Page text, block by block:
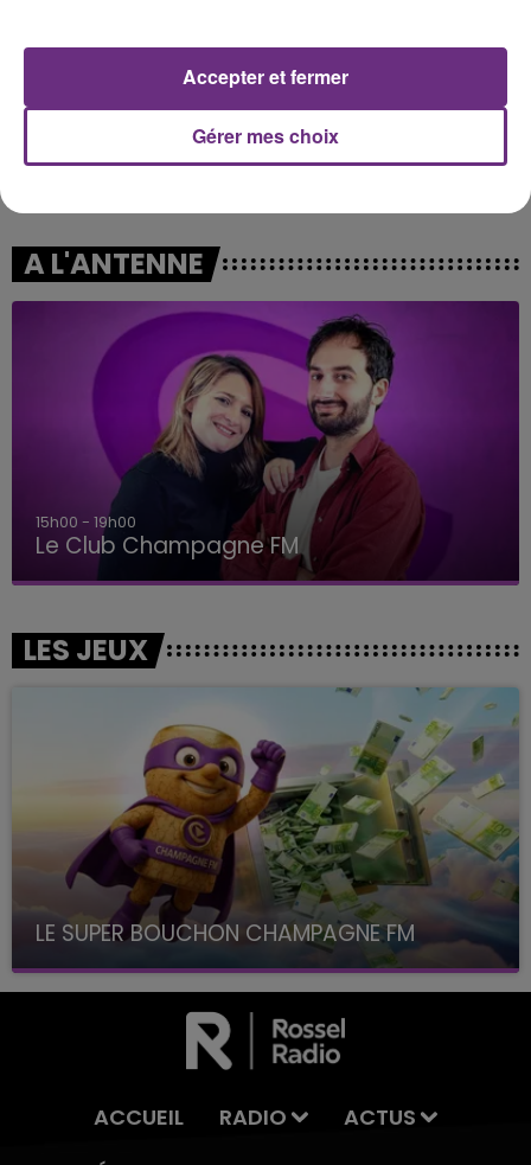
ED SHEERAN & JUSTIN BIEBER INDOCHINE
A L'ANTENNE
15h00 - 19h00
Le Club Champagne FM
LES JEUX
LE SUPER BOUCHON CHAMPAGNE FM
avec La Famille Champagne FM, à 8H10
ACCUEIL RADIO
ACTUS
Gérer mes choix
Accepter et fermer